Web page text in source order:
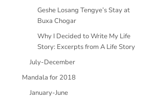
Geshe Losang Tengye’s Stay at
Buxa Chogar
Why I Decided to Write My Life
Story: Excerpts from A Life Story
July-December
Mandala for 2018
January-June